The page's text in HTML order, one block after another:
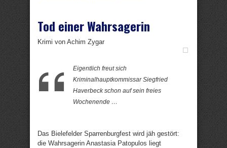
Tod einer Wahrsagerin
Krimi von Achim Zygar
Eigentlich freut sich
Kriminalhauptkommissar Siegfried
Haverbeck schon auf sein freies
Wochenende …
Das Bielefelder Sparrenburgfest wird jäh gestört:
die Wahrsagerin Anastasia Patopulos liegt